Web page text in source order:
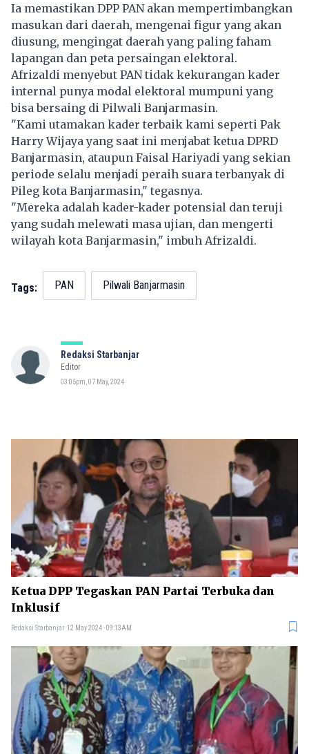
Ia memastikan DPP PAN akan mempertimbangkan
masukan dari daerah, mengenai figur yang akan
diusung, mengingat daerah yang paling faham
lapangan dan peta persaingan elektoral.
Afrizaldi menyebut PAN tidak kekurangan kader
internal punya modal elektoral mumpuni yang
bisa bersaing di Pilwali Banjarmasin.
"Kami utamakan kader terbaik kami seperti Pak
Harry Wijaya yang saat ini menjabat ketua DPRD
Banjarmasin, ataupun Faisal Hariyadi yang sekian
periode selalu menjadi peraih suara terbanyak di
Pileg kota Banjarmasin," tegasnya.
"Mereka adalah kader-kader potensial dan teruji
yang sudah melewati masa ujian, dan mengerti
wilayah kota Banjarmasin," imbuh Afrizaldi.
Tags: PAN Pilwali Banjarmasin
Redaksi Starbanjar
Editor
03:05pm, 07 May, 2024
Ketua DPP Tegaskan PAN Partai Terbuka dan
Inklusif
Redaksi Starbanjar 12 May 2024 - 09:13AM